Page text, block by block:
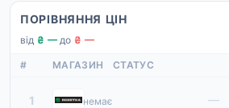
ПОРІВНЯННЯ ЦІН
від ₴ —·до ₴ —
# МАГАЗИН СТАТУС
1 Rozetka
немає —